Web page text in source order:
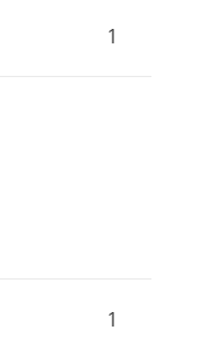
1
1